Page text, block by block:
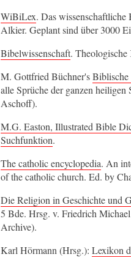
WiBiLex. Das
Alkier. Geplant sind über 3000
Bibelwissenschaft.
M. Gottfried Büchner's
alle Sprüche der ganzen
Aschoff).
M.G. Easton, Illustrated Bible
Suchfunktion.
The catholic encyclopedia. An
of the catholic church. Ed. by
Die Religion in Geschichte und
5 Bde. Hrsg. v. Friedrich
Archive).
Karl Hörmann (Hrsg.):Lexikon